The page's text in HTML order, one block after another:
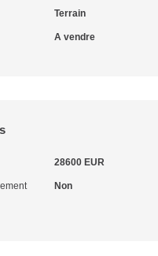
Terrain
A vendre
28600 EUR
Non